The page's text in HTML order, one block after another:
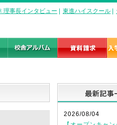
理事長インタビュー 東進ハイスクール
2026/08/04